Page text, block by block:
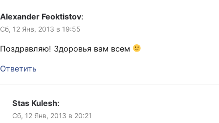
Alexander Feoktistov:
Сб, 12 Янв, 2013 в 19:55
Поздравляю! Здоровья вам всем
Ответить
Stas Kulesh:
Сб, 12 Янв, 2013 в 20:21